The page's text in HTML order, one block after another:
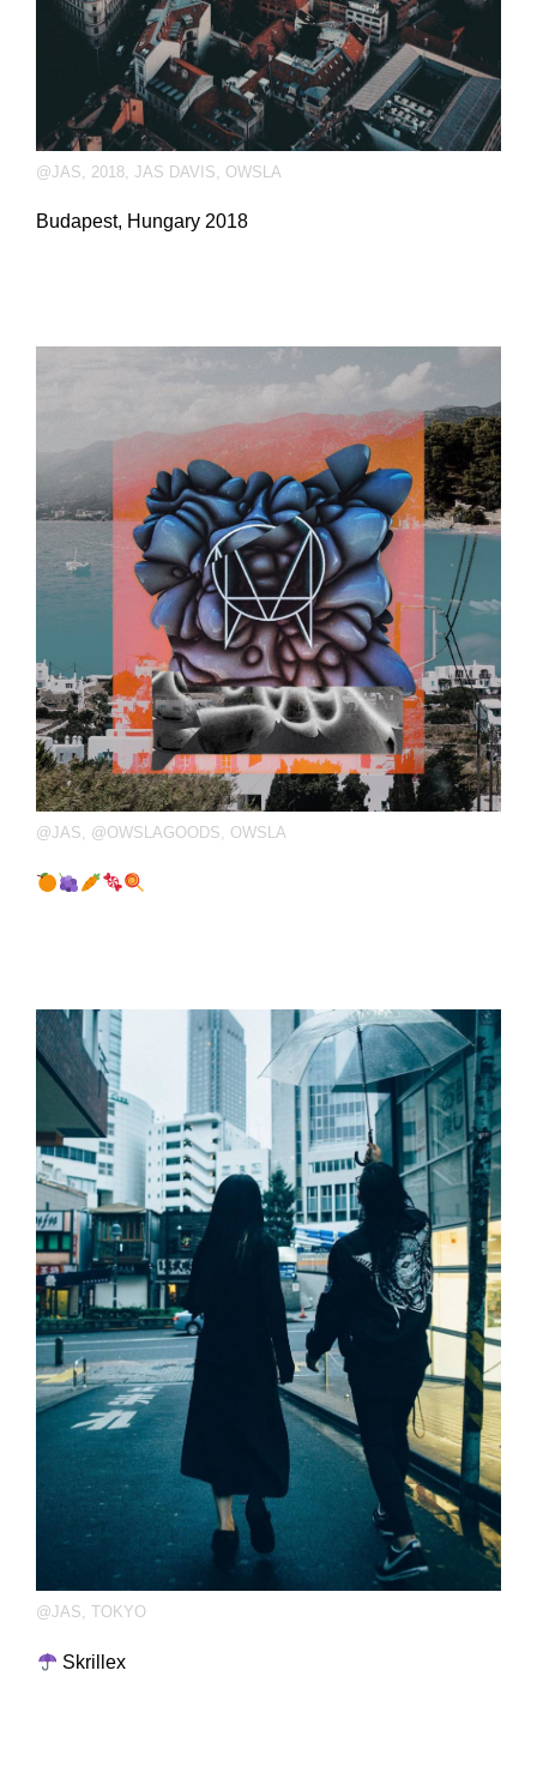
@JAS, 2018, JAS DAVIS, OWSLA
Budapest, Hungary 2018
@JAS, @OWSLAGOODS, OWSLA
@JAS TOKYO
Skrillex